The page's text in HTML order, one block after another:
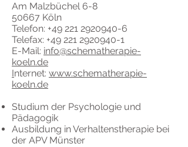
Am Malzbüchel 6-8
50667 Köln
Telefon: +49 221 2920940-6
Telefax: +49 221 2920940-1
E-Mail: info@schematherapie-
koeln.de
Internet: www.schematherapie-
koeln.de
Studium der Psychologie und
Pädagogik
Ausbildung in Verhaltenstherapie bei
der APV Münster